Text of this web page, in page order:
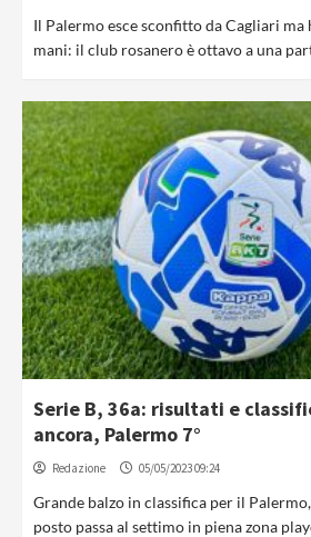
Il Palermo esce sconfitto da Cagliari ma
mani: il club rosanero è ottavo a una
Serie B, 36a: risultati e
ancora, Palermo 7°
Redazione 05/05/2023 09:24
Grande balzo in classifica per il
posto passa al settimo in piena zona